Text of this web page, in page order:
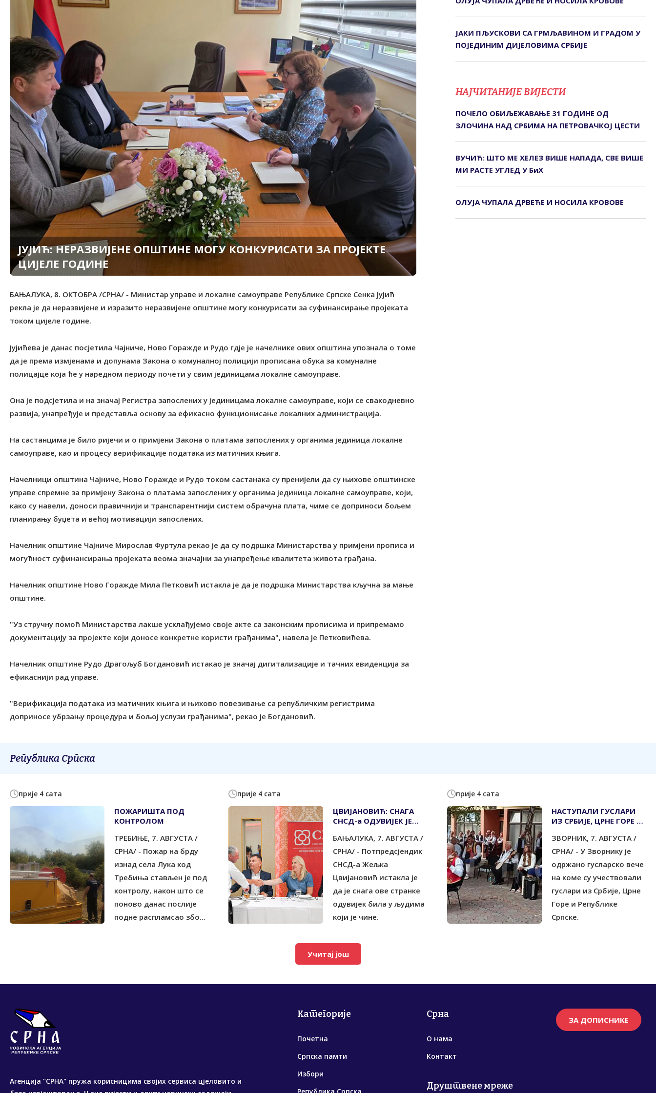
ЈУЈИЋ: НЕРАЗВИЈЕНЕ ОПШТИНЕ МОГУ КОНКУРИСАТИ ЗА ПРОЈЕКТЕ
ЦИЈЕЛЕ ГОДИНЕ
БАЊАЛУКА, 8. ОКТОБРА /СРНА/ - Министар управе и локалне самоуправе Републике Српске Сенка Јујић
рекла је да неразвијене и изразито неразвијене општине могу конкурисати за суфинансирање пројеката
током цијеле године.
Јујићева је данас посјетила Чајниче, Ново Горажде и Рудо гдје је начелнике ових општина упознала о томе
да је према измјенама и допунама Закона о комуналној полицији прописана обука за комуналне
полицајце која ће у наредном периоду почети у свим јединицама локалне самоуправе.
Она је подсјетила и на значај Регистра запослених у јединицама локалне самоуправе, који се свакодневно
развија, унапређује и представља основу за ефикасно функционисање локалних администрација.
На састанцима је било ријечи и о примјени Закона о платама запослених у органима јединица локалне
самоуправе, као и процесу верификације података из матичних књига.
Начелници општина Чајниче, Ново Горажде и Рудо током састанака су пренијели да су њихове општинске
управе спремне за примјену Закона о платама запослених у органима јединица локалне самоуправе, који,
како су навели, доноси правичнији и транспарентнији систем обрачуна плата, чиме се доприноси бољем
планирању буџета и већој мотивацији запослених.
Начелник општине Чајниче Мирослав Фуртула рекао је да су подршка Министарства у примјени прописа и
могућност суфинансирања пројеката веома значајни за унапређење квалитета живота грађана.
Начелник општине Ново Горажде Мила Петковић истакла је да је подршка Министарства кључна за мање
општине.
"Уз стручну помоћ Министарства лакше усклађујемо своје акте са законским прописима и припремамо
документацију за пројекте који доносе конкретне користи грађанима", навела је Петковићева.
Начелник општине Рудо Драгољуб Богдановић истакао је значај дигитализације и тачних евиденција за
ефикаснији рад управе.
"Верификација података из матичних књига и њихово повезивање са републичким регистрима
доприносе убрзању процедура и бољој услузи грађанима", рекао је Богдановић.
ЈАКИ ПЉУСКОВИ СА ГРМЉАВИНОМ И ГРАДОМ У
ПОЈЕДИНИМ ДИЈЕЛОВИМА СРБИЈЕ
НАЈЧИТАНИЈЕ ВИЈЕСТИ
ПОЧЕЛО ОБИЉЕЖАВАЊЕ 31 ГОДИНЕ ОД
ЗЛОЧИНА НАД СРБИМА НА ПЕТРОВАЧКОЈ ЦЕСТИ
ВУЧИЋ: ШТО МЕ ХЕЛЕЗ ВИШЕ НАПАДА, СВЕ ВИШЕ
МИ РАСТЕ УГЛЕД У БиХ
ОЛУЈА ЧУПАЛА ДРВЕЋЕ И НОСИЛА КРОВОВЕ
Република Српска
прије 4 сата
ПОЖАРИШТА ПОД
КОНTРОЛОМ
ТРЕБИЊЕ, 7. АВГУСТА /
СРНА/ - Пожар на брду
изнад села Лука код
Tребиња стављен је под
контролу, након што се
поново данас послије
подне распламсао збо...
прије 4 сата
ЦВИЈАНОВИЋ: СНАГА
СНСД-а ОДУВИЈЕК ЈЕ
БАЊАЛУКА, 7. АВГУСТА /
СРНА/ - Потпредсјендик
СНСД-а Жељка
Цвијановић истакла је
да је снага ове странке
одувијек била у људима
који је чине.
прије 4 сата
НАСТУПАЛИ ГУСЛАРИ
ИЗ СРБИЈЕ, ЦРНЕ ГОРЕ И
ЗВОРНИК, 7. АВГУСТА /
СРНА/ - У Зворнику је
одржано гусларско вече
на коме су учествовали
гуслари из Србије, Црне
Горе и Републике
Српске.
Учитај још
Агенција "СРНА" пружа корисницима својих сервиса цјеловито и
Категорије
Почетна
Српска памти
Избори
Срна
О нама
Контакт
Друштвене мреже
ЗА ДОПИСНИКЕ